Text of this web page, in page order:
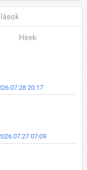
Hirek
20:17
07:09